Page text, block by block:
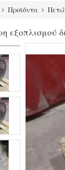
Προϊόντα
εξοπλισμού